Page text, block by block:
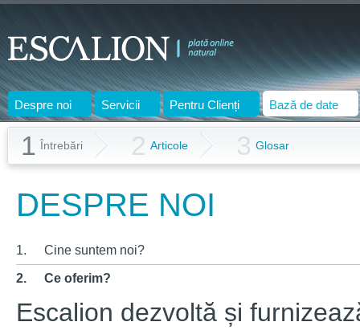
Despre noi Servicii Pentru Clienți Bază de date
1 Întrebări 2 Articole 3 Glosar
DESPRE NOI
1. Cine suntem noi?
2. Ce oferim?
Escalion dezvoltă și